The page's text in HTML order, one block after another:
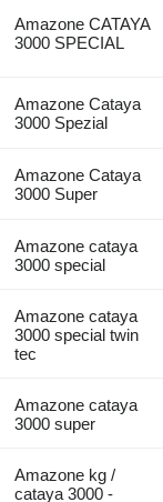
Amazone CATAYA
3000 SPECIAL
Amazone Cataya
3000 Spezial
Amazone Cataya
3000 Super
Amazone cataya
3000 special
Amazone cataya
3000 special twin
tec
Amazone cataya
3000 super
Amazone kg /
cataya 3000 -